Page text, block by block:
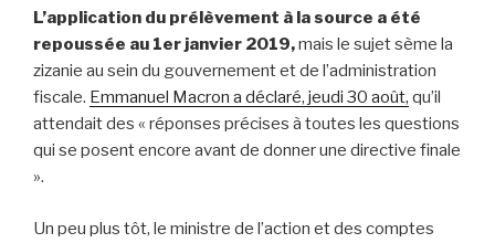
L’application du prélèvement à la source a été
repoussée au 1er janvier 2019,mais le sujet sème la
zizanie au sein du gouvernement et de l’administration
fiscale. Emmanuel Macron a déclaré, jeudi 30 août, qu’il
attendait des « réponses précises à toutes les questions
qui se posent encore avant de donner une directive finale
».
Un peu plus tôt, le ministre de l’action et des comptes